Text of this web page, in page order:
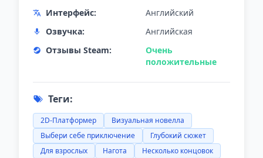
Интерфейс:
Английский
Озвучка:
Английская
Отзывы Steam:
Очень
положительные
Теги:
2D-Платформер
Визуальная новелла
Выбери себе приключение
Глубокий сюжет
Для взрослых
Нагота
Несколько концовок